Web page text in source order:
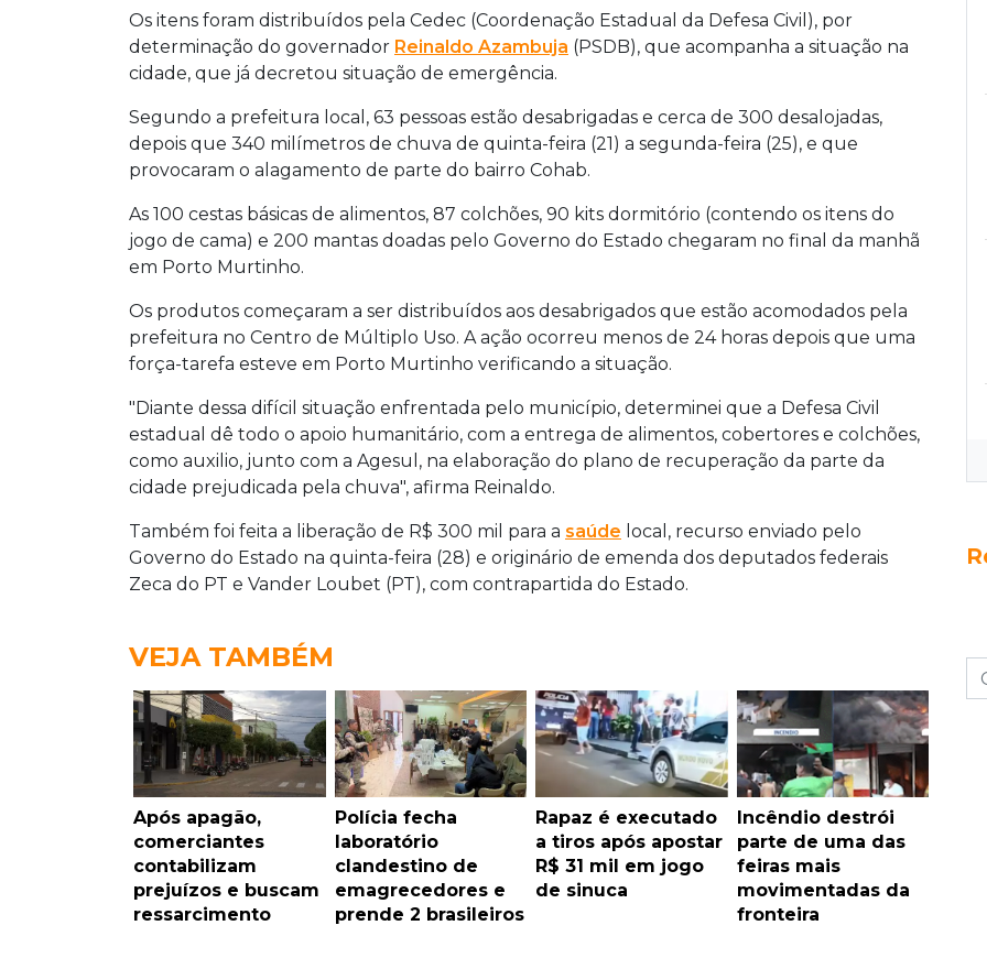
Os itens foram distribuídos pela Cedec (Coordenação Estadual da Defesa Civil), por
determinação do governador Reinaldo Azambuja (PSDB), que acompanha a situação na
cidade, que já decretou situação de emergência.
Segundo a prefeitura local, 63 pessoas estão desabrigadas e cerca de 300 desalojadas,
depois que 340 milímetros de chuva de quinta-feira (21) a segunda-feira (25), e que
provocaram o alagamento de parte do bairro Cohab.
As 100 cestas básicas de alimentos, 87 colchões, 90 kits dormitório (contendo os itens do
jogo de cama) e 200 mantas doadas pelo Governo do Estado chegaram no final da manhã
em Porto Murtinho.
Os produtos começaram a ser distribuídos aos desabrigados que estão acomodados pela
prefeitura no Centro de Múltiplo Uso. A ação ocorreu menos de 24 horas depois que uma
força-tarefa esteve em Porto Murtinho verificando a situação.
"Diante dessa difícil situação enfrentada pelo município, determinei que a Defesa Civil
estadual dê todo o apoio humanitário, com a entrega de alimentos, cobertores e colchões,
como auxilio, junto com a Agesul, na elaboração do plano de recuperação da parte da
cidade prejudicada pela chuva", afirma Reinaldo.
Também foi feita a liberação de R$ 300 mil para a saúde local, recurso enviado pelo
Governo do Estado na quinta-feira (28) e originário de emenda dos deputados federais
Zeca do PT e Vander Loubet (PT), com contrapartida do Estado.
VEJA TAMBÉM
Após apagão,
comerciantes
contabilizam
prejuízos e buscam
ressarcimento
Polícia fecha
laboratório
clandestino de
emagrecedores e
prende 2 brasileiros
Rapaz é executado
a tiros após apostar
R$ 31 mil em jogo
de sinuca
Incêndio destrói
parte de uma das
feiras mais
movimentadas da
fronteira